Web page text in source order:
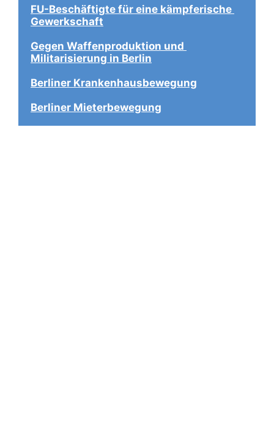
FU-Beschäftigte für eine kämpferische
Gewerkschaft
Gegen Waffenproduktion und
Militarisierung in Berlin
Berliner Krankenhausbewegung
Berliner Mieterbewegung